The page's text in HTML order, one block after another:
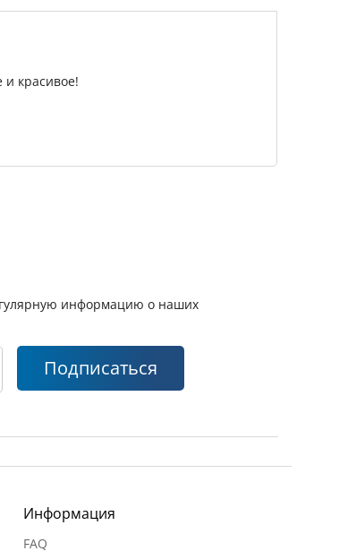
красивое!
информацию о наших
Подписаться
Информация
FAQ